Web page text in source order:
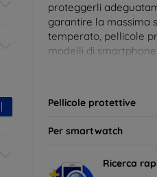
proteggerli
garantire la massima
temperato, pellicole
modelli di
ideale per le tue
Pellicole protettive
Per smartwatch
Ricerca